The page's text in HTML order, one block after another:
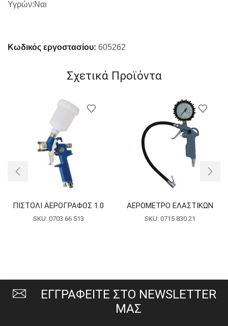
Υγρών:Ναι
Κωδικός εργοστασίου: 605262
Σχετικά Προϊόντα
ΠΙΣΤΟΛΙ ΑΕΡΟΓΡΑΦΟΣ 1.0
SKU: 0703 66 513
ΑΕΡΟΜΕΤΡΟ ΕΛΑΣΤΙΚΩΝ
SKU: 0715 830 21
ΕΓΓΡΑΦΕΙΤΕ ΣΤΟ NEWSLETTER
ΜΑΣ